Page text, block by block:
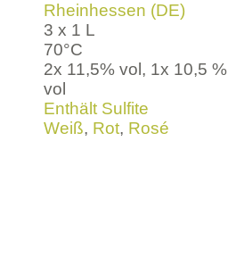
Rheinhessen (DE)
3 x 1 L
70°C
2x 11,5% vol, 1x 10,5 %
vol
Enthält Sulfite
Weiß, Rot, Rosé